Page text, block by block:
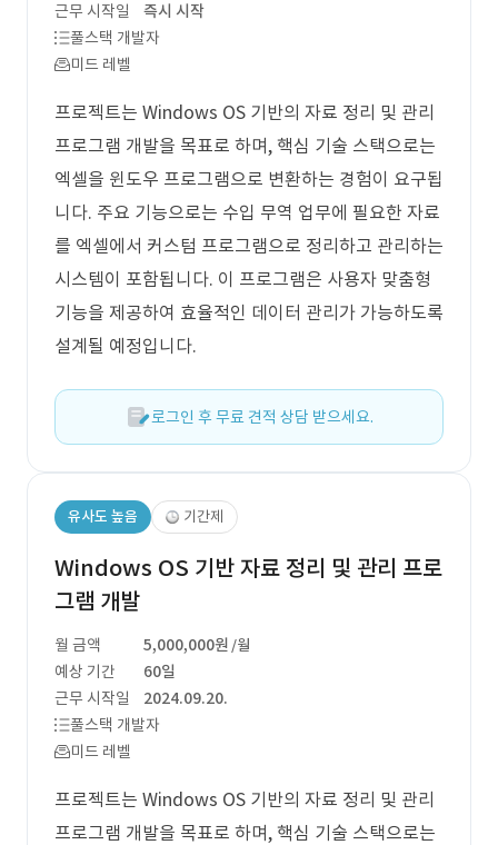
근무 시작일
즉시 시작
풀스택 개발자
미드 레벨
프로젝트는 Windows OS 기반의 자료 정리 및 관리
프로그램 개발을 목표로 하며, 핵심 기술 스택으로는
엑셀을 윈도우 프로그램으로 변환하는 경험이 요구됩
니다. 주요 기능으로는 수입 무역 업무에 필요한 자료
를 엑셀에서 커스텀 프로그램으로 정리하고 관리하는
시스템이 포함됩니다. 이 프로그램은 사용자 맞춤형
기능을 제공하여 효율적인 데이터 관리가 가능하도록
설계될 예정입니다.
로그인 후 무료 견적 상담 받으세요.
유사도 높음 기간제
Windows OS 기반 자료 정리 및 관리 프로
그램 개발
월 금액 5,000,000원 /월
예상 기간
60일
근무 시작일
2024.09.20.
풀스택 개발자
미드 레벨
프로젝트는 Windows OS 기반의 자료 정리 및 관리
프로그램 개발을 목표로 하며, 핵심 기술 스택으로는